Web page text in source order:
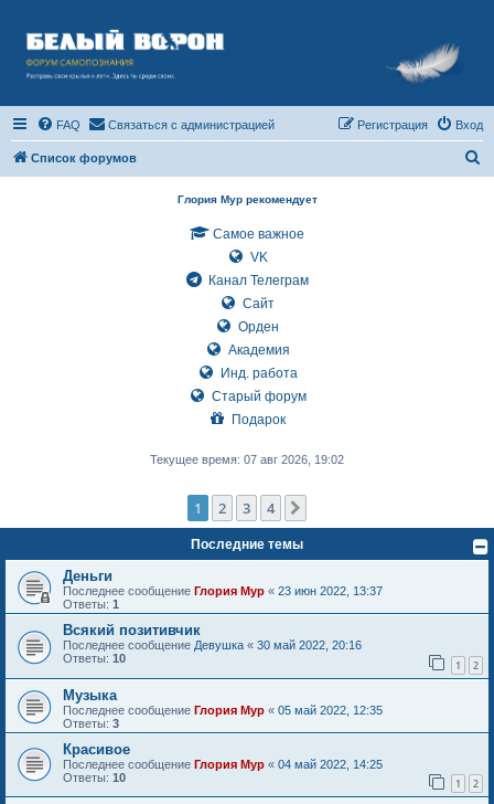
FAQ Связаться с администрацией Вход
Регистрация
Список форумов
Глория Мур рекомендует
Самое важное
VK
Канал Телеграм
Сайт
Орден
Академия
Инд. работа
Старый форум
Подарок
Текущее время: 07 авг 2026, 19:02
1 2 3 4
Последние темы
Деньги
Последнее сообщение Глория Мур « 23 июн 2022, 13:37
Ответы: 1
Всякий позитивчик
Последнее сообщение Девушка « 30 май 2022, 20:16
Ответы: 10 1 2
Музыка
Последнее сообщение Глория Мур « 05 май 2022, 12:35
Ответы: 3
Красивое
Последнее сообщение Глория Мур « 04 май 2022, 14:25
Ответы: 10 1 2